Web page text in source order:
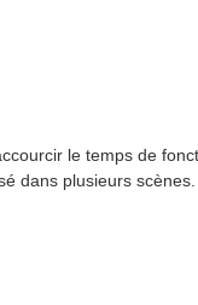
le temps de
dans plusieurs